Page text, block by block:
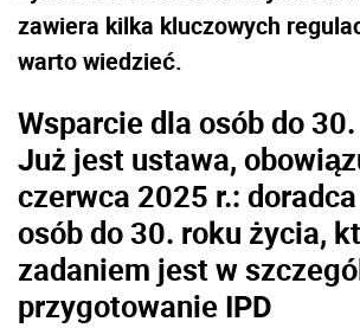
zawiera kilka kluczowych
warto wiedzieć.
Wsparcie dla osób do
Już jest ustawa,
czerwca 2025 r.:
osób do 30. roku życia,
zadaniem jest w
przygotowanie IPD